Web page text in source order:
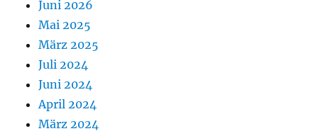
Juni 2026
Mai 2025
März 2025
Juli 2024
Juni 2024
April 2024
März 2024